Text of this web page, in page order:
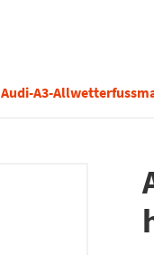
Audi-A3-Allwetterfussmatten-Fuer-Hinten-Schwarz-